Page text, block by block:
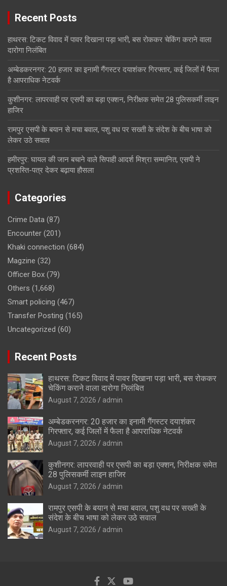
Recent Posts
हाथरस: टिकट विवाद में पावर दिखाना पड़ा भारी, बस रोककर चेकिंग कराने वाला
दारोगा निलंबित
अम्बेडकरनगर: 20 हजार का इनामी गैंगस्टर दयाशंकर गिरफ्तार, कई जिलों में फैला
है आपराधिक नेटवर्क
कुशीनगर: लापरवाही पर एसपी का बड़ा एक्शन, निरीक्षक समेत 28 पुलिसकर्मी लाइन
हाजिर
रामपुर एसपी के बयान से मचा बवाल, पशु वध पर सख्ती के संदेश के बीच भाषा को
लेकर उठे सवाल
हमीरपुर: घायल की जान बचाने वाले सिपाही आदर्श मिश्रा सम्मानित, एसपी ने
प्रशस्ति-पत्र देकर बढ़ाया हौसला
Categories
Crime Data (87)
Encounter (201)
Khaki connection (684)
Magzine (32)
Officer Box (79)
Others (1,668)
Smart policing (467)
Transfer Posting (165)
Uncategorized (60)
Recent Posts
हाथरस: टिकट विवाद में पावर दिखाना पड़ा भारी, बस रोककर
चेकिंग कराने वाला दारोगा निलंबित
August 7, 2026 admin
अम्बेडकरनगर: 20 हजार का इनामी गैंगस्टर दयाशंकर
गिरफ्तार, कई जिलों में फैला है आपराधिक नेटवर्क
August 7, 2026 admin
कुशीनगर: लापरवाही पर एसपी का बड़ा एक्शन, निरीक्षक समेत
28 पुलिसकर्मी लाइन हाजिर
August 7, 2026 admin
रामपुर एसपी के बयान से मचा बवाल, पशु वध पर सख्ती के
संदेश के बीच भाषा को लेकर उठे सवाल
August 7, 2026 admin